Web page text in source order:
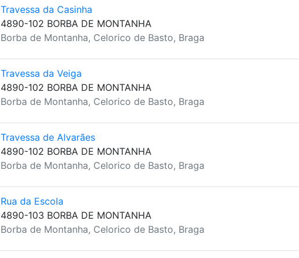
Travessa da Casinha
4890-102 BORBA DE MONTANHA
Borba de Montanha, Celorico de Basto, Braga
Travessa da Veiga
4890-102 BORBA DE MONTANHA
Borba de Montanha, Celorico de Basto, Braga
Travessa de Alvarães
4890-102 BORBA DE MONTANHA
Borba de Montanha, Celorico de Basto, Braga
Rua da Escola
4890-103 BORBA DE MONTANHA
Borba de Montanha, Celorico de Basto, Braga